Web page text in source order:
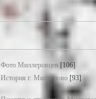
Фото Миллеровцев [106]
История г. Миллерово [93]